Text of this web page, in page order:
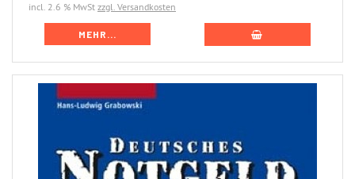
incl. 2.6 % MwSt zzgl. Versandkosten
MEHR...